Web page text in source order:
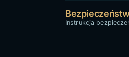
Instrukcja